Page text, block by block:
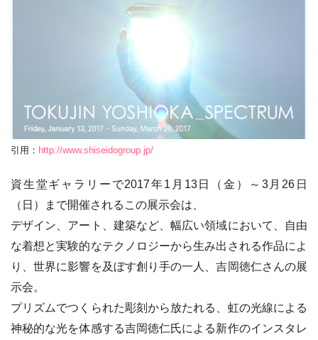
引用： http://www.shiseidogroup.jp/
資生堂ギャラリーで2017年1月13日（金）～3月26日
（日）まで開催されるこの展示会は、
デザイン、アート、建築など、幅広い領域において、自由
な着想と実験的なテクノロジーから生み出される作品によ
り、世界に影響を及ぼす創り手の一人、吉岡徳仁さんの展
示会。
プリズムでつくられた彫刻から放たれる、虹の光線による
神秘的な光を体感する吉岡徳仁氏による新作のインスタレ